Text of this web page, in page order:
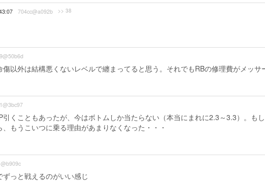
704cc@a092b >> 38
以外は結構悪くないレベルで纏まってると思う。それでもRBの修理費がメッサ
くこともあったが、今はボトムしか当たらない（本当にまれに2.3～3.3）。も
もうこいつに乗る理由があまりなくなった・・・
っと戦えるのがいい感じ